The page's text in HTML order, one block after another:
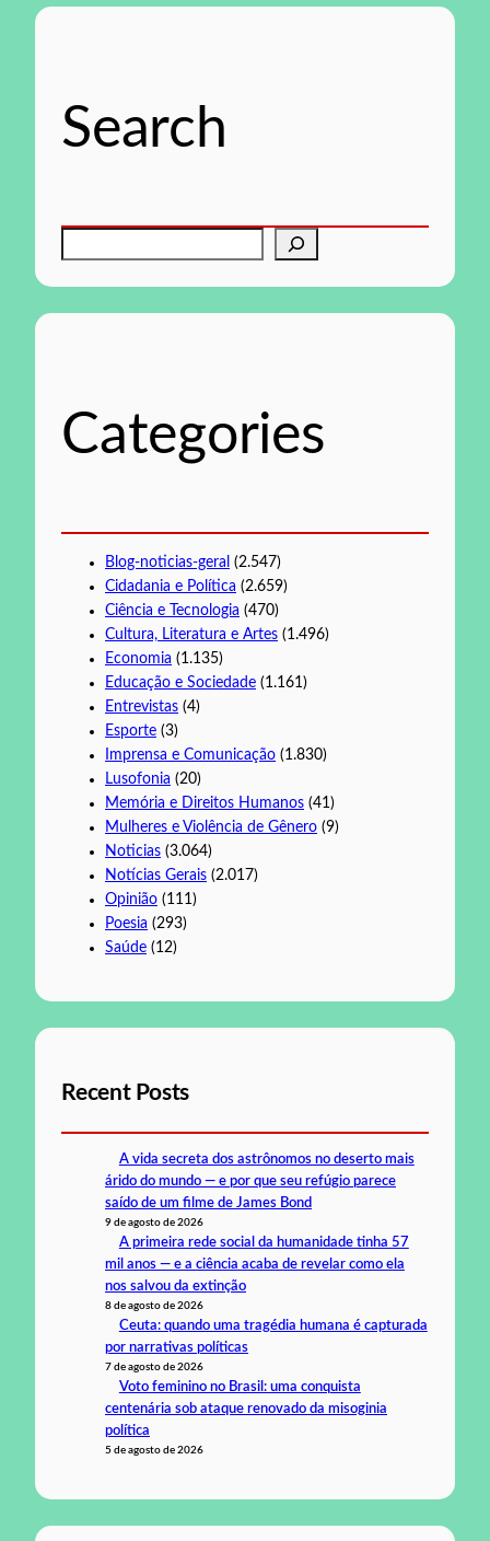
Search
aCategories
Blog-noticias-geral (2.547)
Cidadania e Política (2.659)
Ciência e Tecnologia (470)
Cultura, Literatura e Artes (1.496)
Economia (1.135)
Educação e Sociedade (1.161)
Entrevistas (4)
Esporte (3)
Imprensa e Comunicação (1.830)
Lusofonia (20)
Memória e Direitos Humanos (41)
Mulheres e Violência de Gênero (9)
Noticias (3.064)
Notícias Gerais (2.017)
Opinião (111)
Poesia (293)
Saúde (12)
Recent Posts
A vida secreta dos astrônomos no deserto mais
árido do mundo — e por que seu refúgio parece
saído de um filme de James Bond
9 de agosto de 2026
A primeira rede social da humanidade tinha 57
mil anos — e a ciência acaba de revelar como ela
nos salvou da extinção
8 de agosto de 2026
Ceuta: quando uma tragédia humana é capturada
por narrativas políticas
7 de agosto de 2026
Voto feminino no Brasil: uma conquista
centenária sob ataque renovado da misoginia
política
5 de agosto de 2026